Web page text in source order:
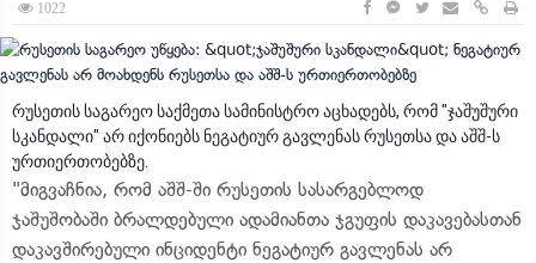
1022
რუსეთის საგარეო საქმეთა სამინისტრო აცხადებს, რომ "ჯაშუშური
სკანდალი" არ იქონიებს ნეგატიურ გავლენას რუსეთსა და აშშ-ს
ურთიერთობებზე.
"მიგვაჩნია, რომ აშშ-ში რუსეთის სასარგებლოდ
ჯაშუშობაში ბრალდებული ადამიანთა ჯგუფის დაკავებასთან
დაკავშირებული ინციდენტი ნეგატიურ გავლენას არ